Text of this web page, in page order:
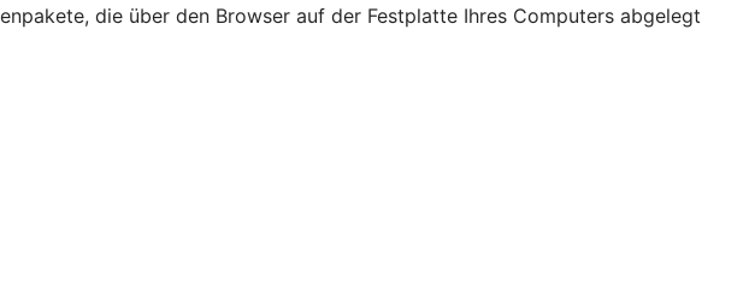
die über den Browser auf der Festplatte Ihres Computers abgelegt